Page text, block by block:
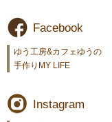
Facebook
ゆう工房&カフェゆうの
手作りMY LIFE
Instagram